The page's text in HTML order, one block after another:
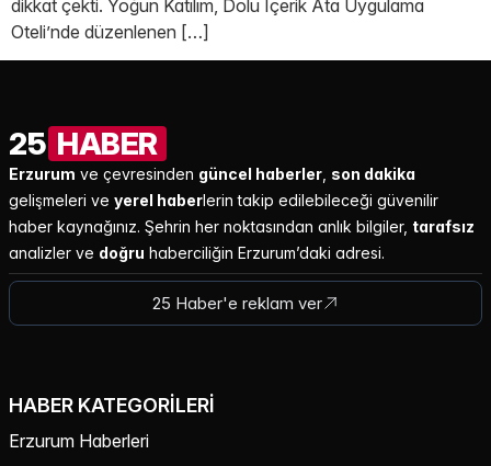
dikkat çekti. Yoğun Katılım, Dolu İçerik Ata Uygulama
Oteli’nde düzenlenen […]
25 HABER
Erzurum ve çevresinden güncel haberler son dakika
gelişmeleri ve yerel haberlerin takip edilebileceği güvenilir
haber kaynağınız. Şehrin her noktasından anlık bilgiler, tarafsız
analizler ve doğru haberciliğin Erzurum’daki adresi.
25 Haber'e reklam ver
HABER KATEGORILERI
Erzurum Haberleri